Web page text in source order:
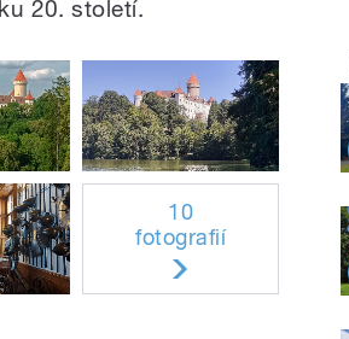
20. století.
10
fotografií